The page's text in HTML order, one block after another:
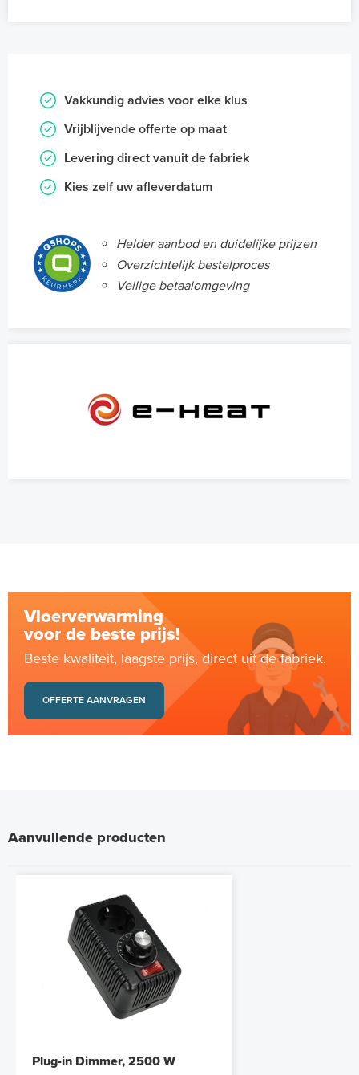
Vakkundig advies voor elke klus
Vrijblijvende offerte op maat
Levering direct vanuit de fabriek
Kies zelf uw afleverdatum
Helder aanbod en duidelijke prijzen
Overzichtelijk bestelproces
Veilige betaalomgeving
Vloerverwarming
voor de beste prijs!
Beste kwaliteit, laagste prijs, direct uit de fabriek.
OFFERTE AANVRAGEN
Aanvullende producten
Plug-in Dimmer, 2500 W